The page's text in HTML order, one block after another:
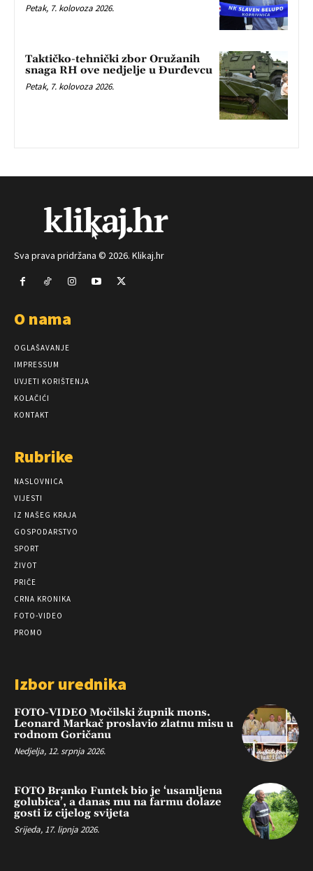
Petak, 7. kolovoza 2026.
Taktičko-tehnički zbor Oružanih
snaga RH ove nedjelje u Đurđevcu
Petak, 7. kolovoza 2026.
Sva prava pridržana © 2026. Klikaj.hr
O nama
OGLAŠAVANJE
IMPRESSUM
UVJETI KORIŠTENJA
KOLAČIĆI
KONTAKT
Rubrike
NASLOVNICA
VIJESTI
IZ NAŠEG KRAJA
GOSPODARSTVO
SPORT
ŽIVOT
PRIČE
CRNA KRONIKA
FOTO-VIDEO
PROMO
Izbor urednika
FOTO-VIDEO Močilski župnik mons.
Leonard Markač proslavio zlatnu misu u
rodnom Goričanu
Nedjelja, 12. srpnja 2026.
FOTO Branko Funtek bio je ‘usamljena
golubica’, a danas mu na farmu dolaze
gosti iz cijelog svijeta
Srijeda, 17. lipnja 2026.